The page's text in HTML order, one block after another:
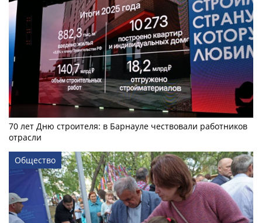
70 лет Дню строителя: в Барнауле чествовали работников
отрасли
Общество